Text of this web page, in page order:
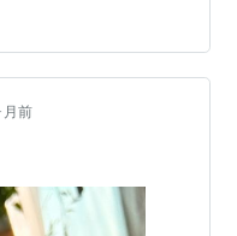
つかれても、フンが手
産卵期になると、文鳥
になりますこれが、
は、2日に1個ほどの
10個くらいは産んで
月前